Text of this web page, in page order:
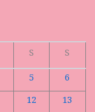
S
S
5
6
12
13